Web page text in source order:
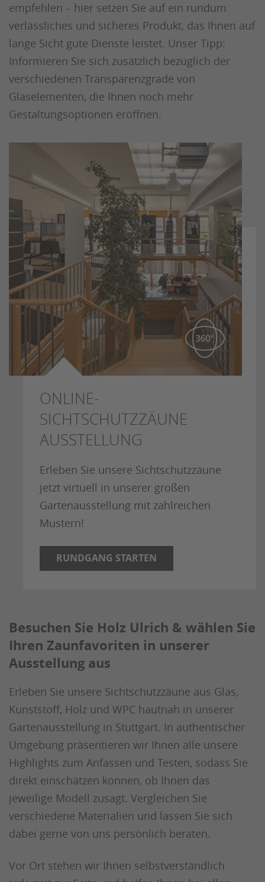
empfehlen – hier setzen Sie auf ein rundum
verlässliches und sicheres Produkt, das Ihnen auf
lange Sicht gute Dienste leistet. Unser Tipp:
Informieren Sie sich zusätzlich bezüglich der
verschiedenen Transparenzgrade von
Glaselementen, die Ihnen noch mehr
Gestaltungsoptionen eröffnen.
ONLINE-
SICHTSCHUTZZÄUNE
AUSSTELLUNG
Erleben Sie unsere Sichtschutzzäune
jetzt virtuell in unserer großen
Gartenausstellung mit zahlreichen
Mustern!
RUNDGANG STARTEN
Besuchen Sie Holz Ulrich & wählen Sie
Ihren Zaunfavoriten in unserer
Ausstellung aus
Erleben Sie unsere Sichtschutzzäune aus Glas,
Kunststoff, Holz und WPC hautnah in unserer
Gartenausstellung in Stuttgart. In authentischer
Umgebung präsentieren wir Ihnen alle unsere
Highlights zum Anfassen und Testen, sodass Sie
direkt einschätzen können, ob Ihnen das
jeweilige Modell zusagt. Vergleichen Sie
verschiedene Materialien und lassen Sie sich
dabei gerne von uns persönlich beraten.
Vor Ort stehen wir Ihnen selbstverständlich